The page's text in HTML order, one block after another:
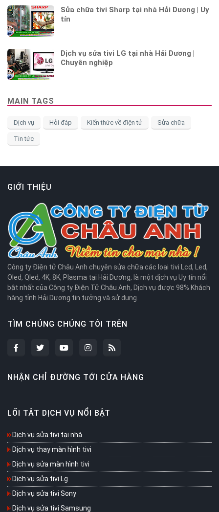
Sửa chữa tivi Sharp tại nhà Hải Dương | Uy
tín
Dịch vụ sửa tivi LG tại nhà Hải Dương |
Chuyên nghiệp
MAIN TAGS
Dịch vụ Hỏi đáp Kiến thức về điện tử Sửa chữa
Tin tức
GIỚI THIỆU
Công ty Điện tử Châu Anh chuyên sửa chữa các loại tivi Lcd, Led,
Oled, Qled, 4K, 8K, Plasma tại Hải Dương, là một dịch vụ Uy tín nổi
bật nhất của Công ty Điện Tử Châu Anh, Dịch vụ được 98% Khách
hàng tỉnh Hải Dương tin tưởng và sử dụng.
TÌM CHÚNG CHÚNG TÔI TRÊN
NHẬN CHỈ ĐƯỜNG TỚI CỬA HÀNG
LỐI TẮT DỊCH VỤ NỔI BẬT
Dịch vụ sửa tivi tại nhà
Dịch vụ thay màn hình tivi
Dịch vụ sửa màn hình tivi
Dịch vụ sửa tivi Lg
Dịch vụ sửa tivi Sony
Dịch vụ sửa tivi Samsung